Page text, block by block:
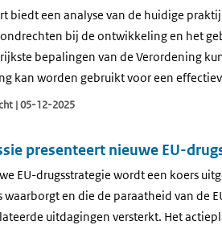
biedt een analyse van de huidige
bij de ontwikkeling en het
bepalingen van de Verordening
kan worden gebruikt voor een
| 05-12-2025
presenteert nieuwe EU-
EU-drugsstrategie wordt een koers
waarborgt en die de paraatheid van de
uitdagingen versterkt. Het